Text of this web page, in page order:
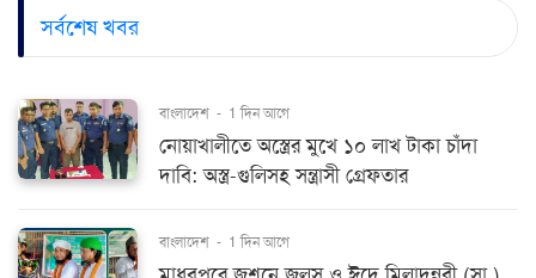
সর্বশেষ খবর
বাংলাদেশ - 1 দিন আগে
নোয়াখালীতে অস্ত্রের মুখে ১০ লাখ টাকা চাঁদা
দাবি: অস্ত্র-গুলিসহ সন্ত্রাসী গ্রেফতার
বাংলাদেশ - 1 দিন আগে